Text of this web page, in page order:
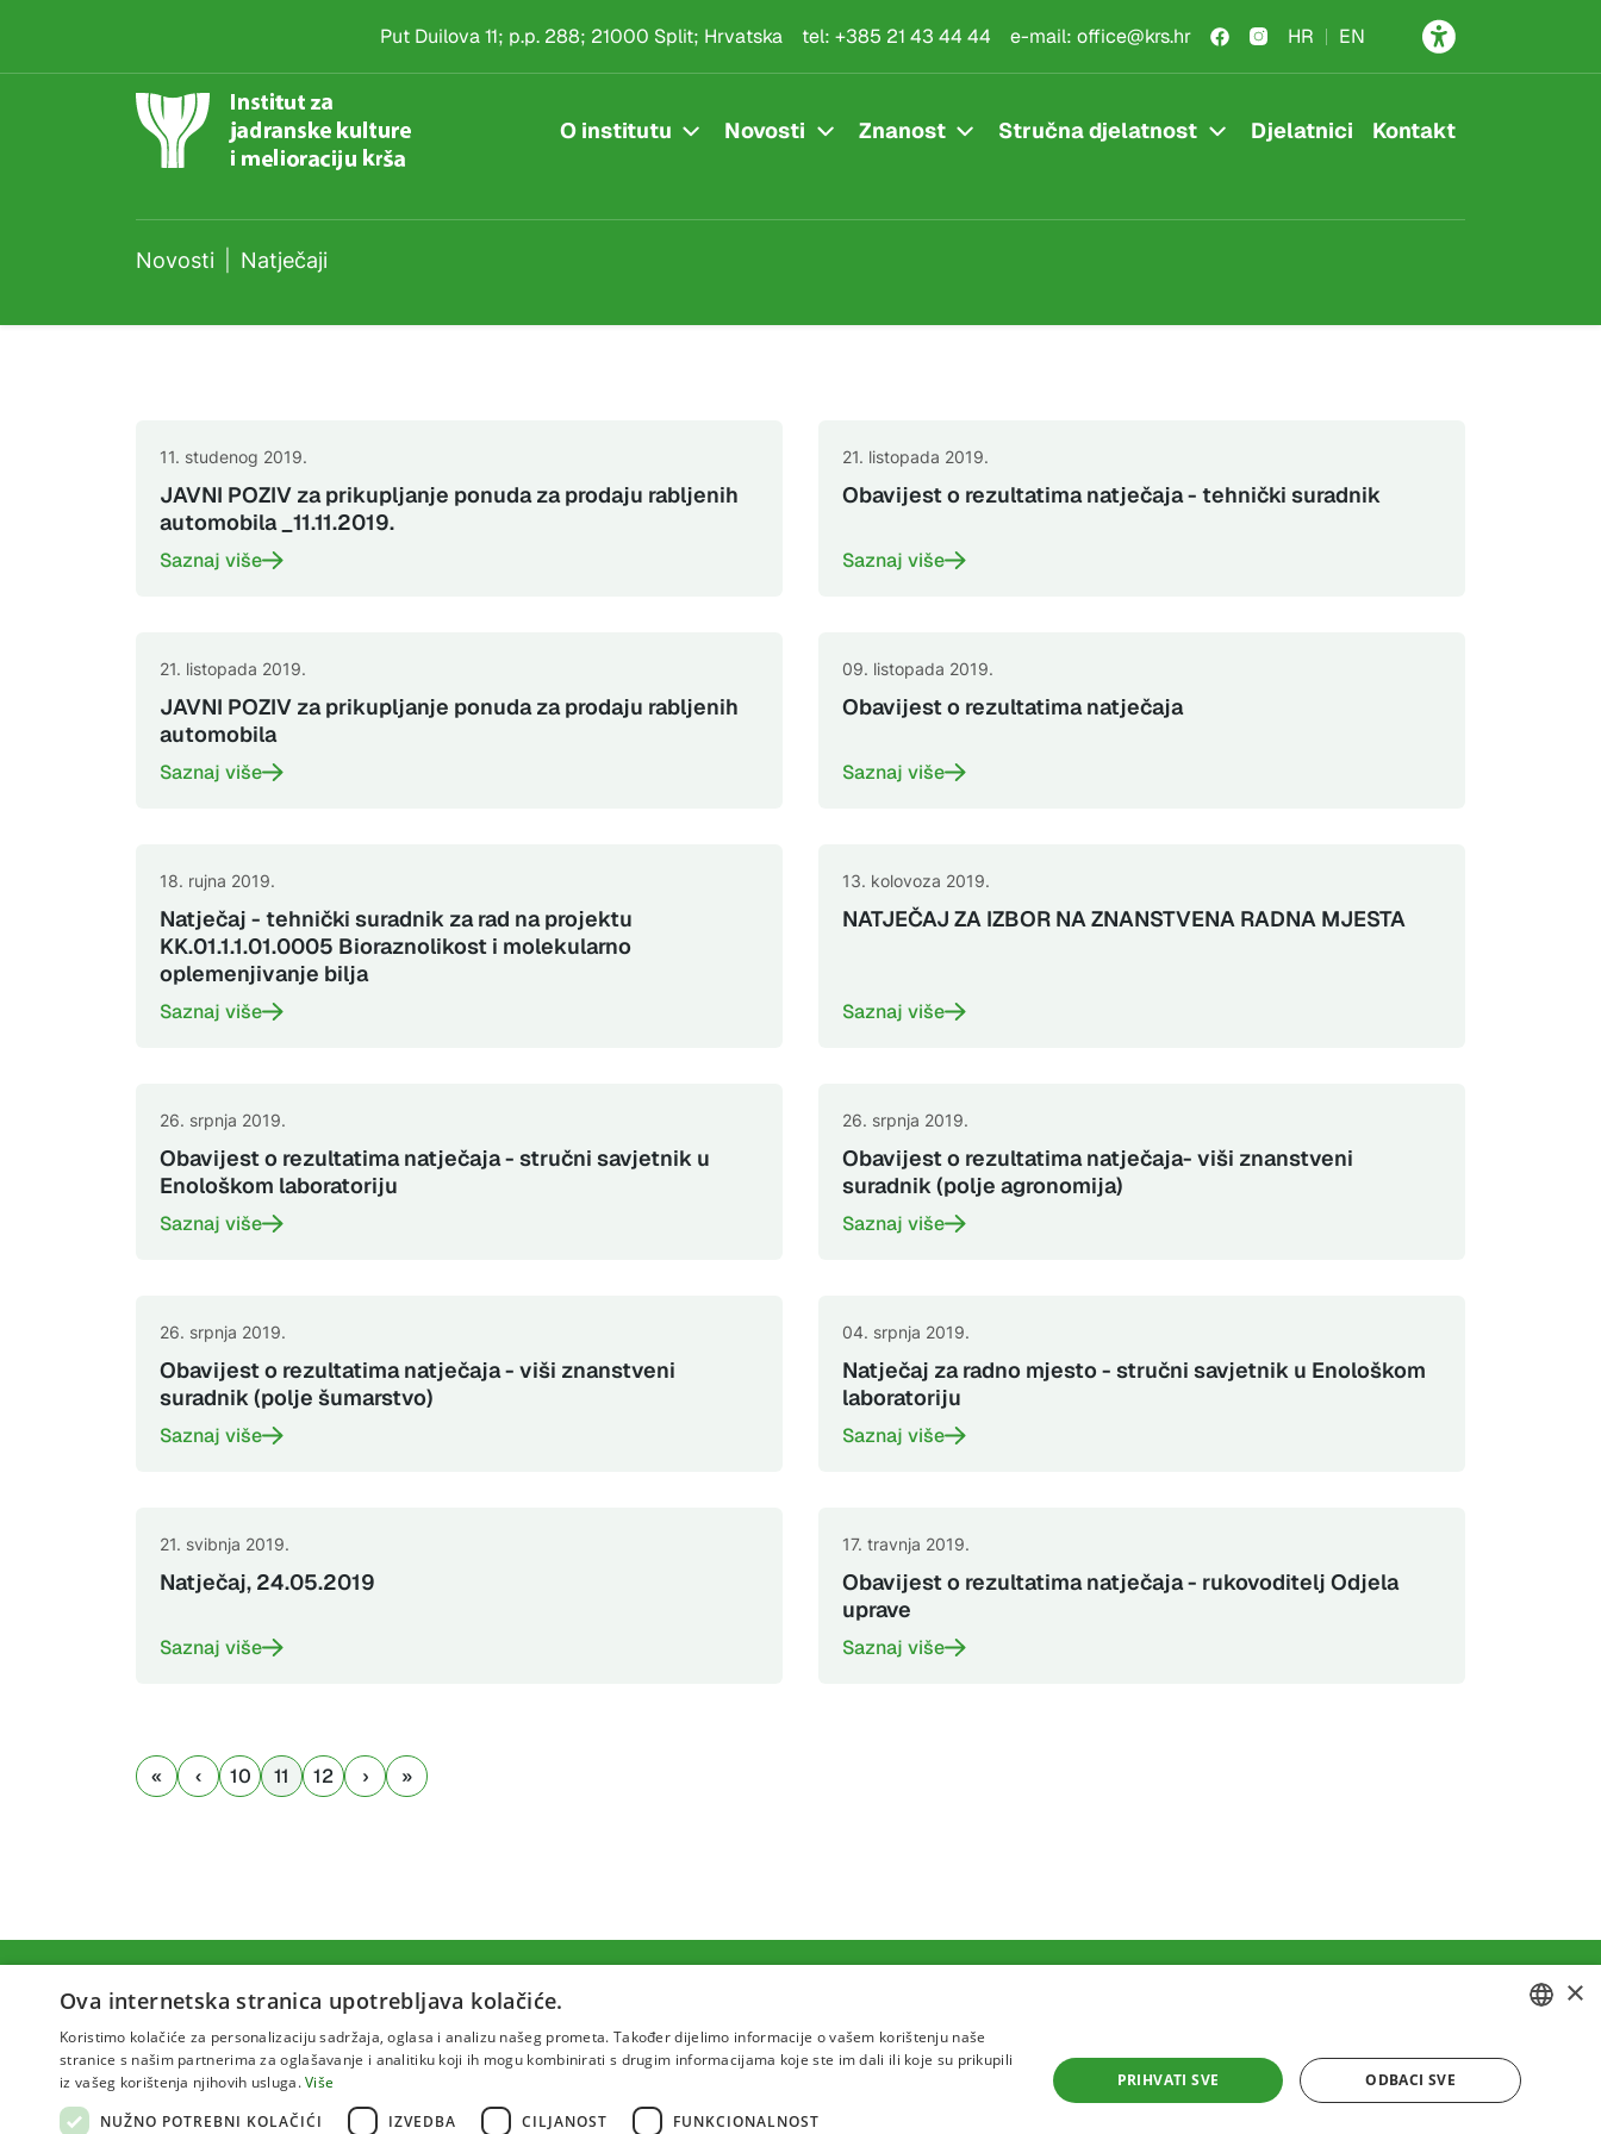
Put Duilova 11; p.p. 288; 21000 Split; Hrvatska tel: +385 21 43 44 44 e-mail: office@krs.hr HR EN
O institutu Novosti Znanost Stručna djelatnost Djelatnici Kontakt
Novosti Natječaji
11. studenog 2019.
JAVNI POZIV za prikupljanje ponuda za prodaju rabljenih
automobila _11.11.2019.
Saznaj više
21. listopada 2019.
Obavijest o rezultatima natječaja - tehnički suradnik
Saznaj više
21. listopada 2019.
JAVNI POZIV za prikupljanje ponuda za prodaju rabljenih
automobila
Saznaj više
09. listopada 2019.
Obavijest o rezultatima natječaja
Saznaj više
18. rujna 2019.
Natječaj - tehnički suradnik za rad na projektu
KK.01.1.1.01.0005 Bioraznolikost i molekularno
oplemenjivanje bilja
Saznaj više
13. kolovoza 2019.
NATJEČAJ ZA IZBOR NA ZNANSTVENA RADNA MJESTA
Saznaj više
26. srpnja 2019.
Obavijest o rezultatima natječaja - stručni savjetnik u
Enološkom laboratoriju
Saznaj više
26. srpnja 2019.
Obavijest o rezultatima natječaja- viši znanstveni
suradnik (polje agronomija)
Saznaj više
26. srpnja 2019.
Obavijest o rezultatima natječaja - viši znanstveni
suradnik (polje šumarstvo)
Saznaj više
04. srpnja 2019.
Natječaj za radno mjesto - stručni savjetnik u Enološkom
laboratoriju
Saznaj više
21. svibnja 2019.
Natječaj, 24.05.2019
Saznaj više
17. travnja 2019.
Obavijest o rezultatima natječaja - rukovoditelj Odjela
uprave
Saznaj više
10 11 12
Uvjeti korištenja Politika privatnosti
CROATIAN
ENGLISH
×
Ova internetska stranica upotrebljava kolačiće.
Koristimo kolačiće za personalizaciju sadržaja, oglasa i analizu našeg prometa. Također dijelimo informacije o vašem korištenju naše
stranice s našim partnerima za oglašavanje i analitiku koji ih mogu kombinirati s drugim informacijama koje ste im dali ili koje su prikupili
iz vašeg korištenja njihovih usluga.Više
NUŽNO POTREBNI KOLAČIĆI
IZVEDBA CILJANOST FUNKCIONALNOST
PRIHVATI SVE ODBACI SVE